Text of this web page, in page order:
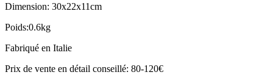
Dimension: 30x22x11cm
Poids:0.6kg
Fabriqué en Italie
Prix de vente en détail conseillé: 80-120€